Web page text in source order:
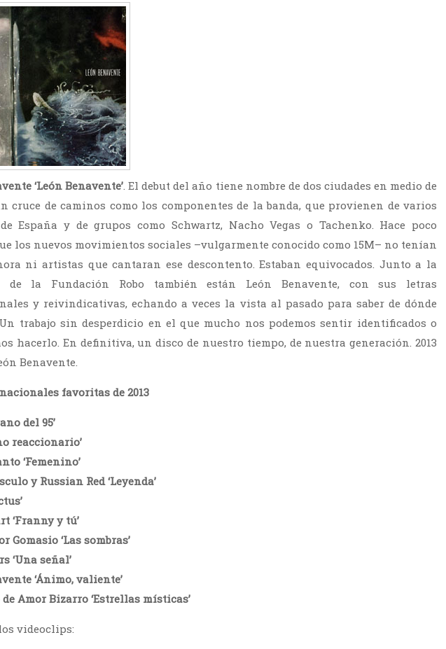
‘León Benavente’. El debut del año tiene nombre de dos ciudades en medio de
cruce de caminos como los componentes de la banda, que provienen de varios
España y de grupos como Schwartz, Nacho Vegas o Tachenko. Hace poco
los nuevos movimientos sociales –vulgarmente conocido como 15M– no tenían
ni artistas que cantaran ese descontento. Estaban equivocados. Junto a la
de la Fundación Robo también están León Benavente, con sus letras
y reivindicativas, echando a veces la vista al pasado para saber de dónde
trabajo sin desperdicio en el que mucho nos podemos sentir identificados o
hacerlo. En definitiva, un disco de nuestro tiempo, de nuestra generación. 2013
Benavente.
favoritas de 2013
del 95’
reaccionario’
‘Femenino’
y Russian Red ‘Leyenda’
‘Franny y tú’
Gomasio ‘Las sombras’
‘Una señal’
‘Ánimo, valiente’
Amor Bizarro ‘Estrellas místicas’
videoclips: